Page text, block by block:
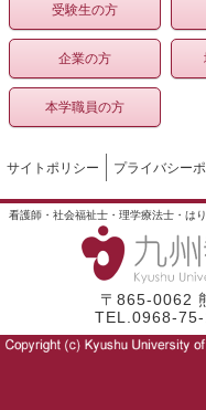
受験生の方
企業の方
本学職員の方
サイトポリシー プライバシー
看護師・社会福祉士・理学療法士・は
〒865-0062
TEL.0968-